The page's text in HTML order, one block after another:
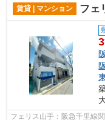
賃貸 | マンション フェ
3
フェリス山手：阪急千里線